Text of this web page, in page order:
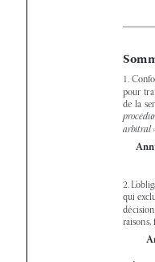
